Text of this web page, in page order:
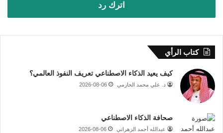
اترك رد
كتاب الرأي
كيف يعيد الذكاء الاصطناعي تعريف النفوذ العالمي؟
د. علي محمد الحازمي 2026-08-06
صحافة الذكاء الاصطناعي
عبدالله أحمد الزهراني 2026-08-06